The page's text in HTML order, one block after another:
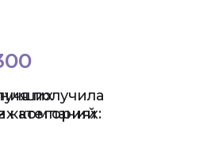
получила
категориях:
компаний